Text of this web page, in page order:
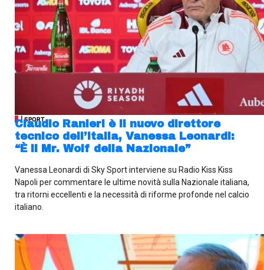
| SPORT
Claudio Ranieri è il nuovo direttore
tecnico dell’Italia, Vanessa Leonardi:
“È il Mr. Wolf della Nazionale”
Vanessa Leonardi di Sky Sport interviene su Radio Kiss Kiss
Napoli per commentare le ultime novità sulla Nazionale italiana,
tra ritorni eccellenti e la necessità di riforme profonde nel calcio
italiano.